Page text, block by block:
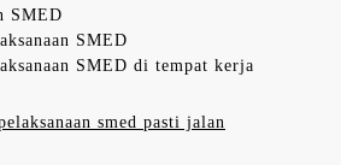
SMED
SMED
SMED di tempat kerja
smed pasti jalan